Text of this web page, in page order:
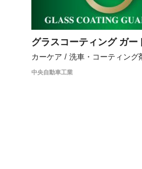
グラスコーティング ガー
カーケア / 洗車・コーティング
中央自動車工業